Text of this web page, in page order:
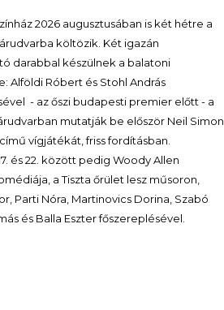
2026 augusztusában is két hétre a
költözik. Két igazán
darabbal készülnek a balatoni
Alföldi Róbert és Stohl András
- az őszi budapesti premier előtt - a
mutatják be először Neil Simon
vígjátékát, friss fordításban.
és 22. között pedig Woody Allen
a Tiszta őrület lesz műsoron,
Parti Nóra, Martinovics Dorina, Szabó
és Balla Eszter főszereplésével.